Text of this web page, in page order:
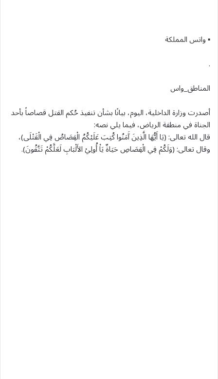
▪︎ واتس المملكة
.
المناطق_واس
أصدرت وزارة الداخلية، اليوم، بيانًا بشأن تنفيذ حُكم القتل قصاصاً بأحد
الجناة في منطقة الرياض، فيما يلي نصه:
قال الله تعالى: (يَا أَيُّهَا الَّذِينَ آَمَنُوا كُتِبَ عَلَيْكُمُ الْقِصَاصُ فِي الْقَتْلَى)،
وقال تعالى: (وَلَكُمْ فِي الْقِصَاصِ حَيَاةٌ يَاْ أُولِيْ الأَلْبَابِ لَعَلَّكُمْ تَتَّقُونَ).